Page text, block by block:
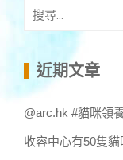
搜
鍵 近期文章
@arc.hk #貓咪領
收容中心有50隻